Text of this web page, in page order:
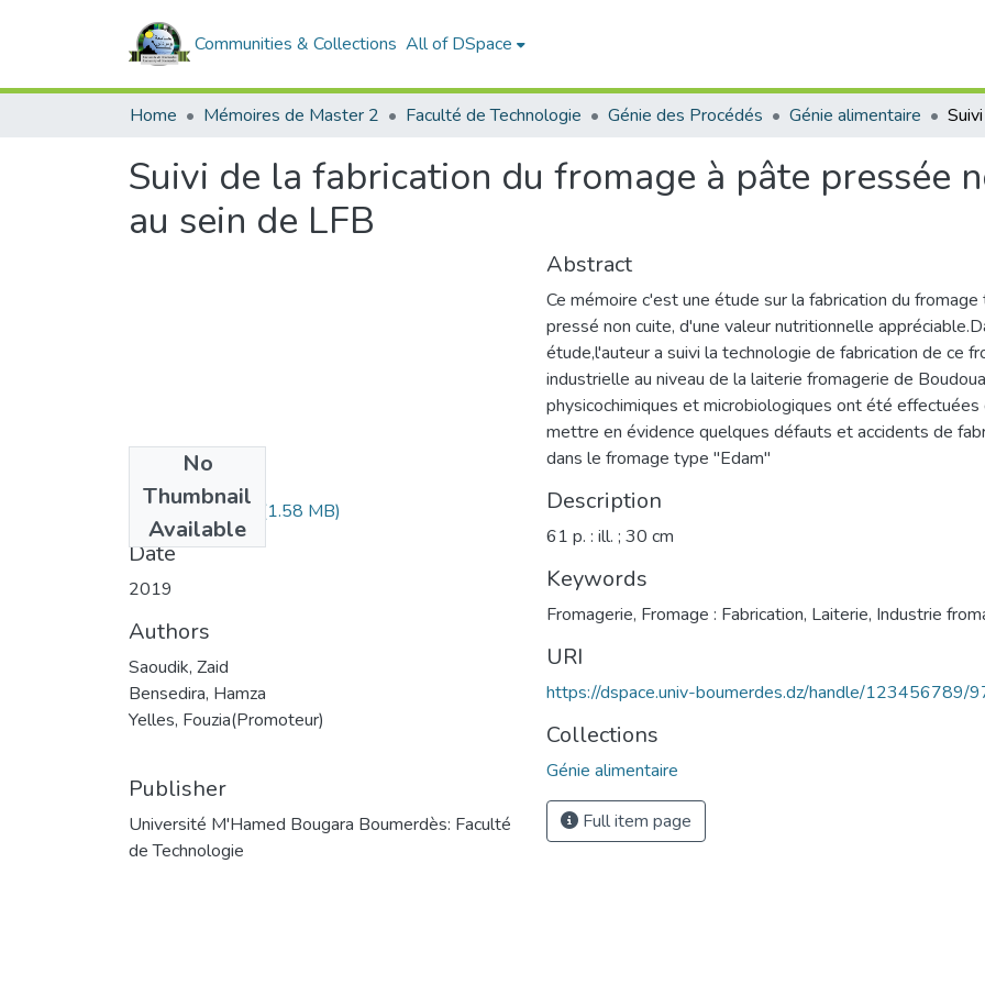
Communities & Collections All of DSpace
Home Mémoires de Master 2 Faculté de Technologie Génie des Procédés Génie alimentaire
Suivi de la fabrication du fromage à pâte pressée
au sein de LFB
No
Thumbnail
Available
Saoudik, Zaid.pdf (1.58 MB)
Date
2019
Authors
Saoudik, Zaid
Bensedira, Hamza
Yelles, Fouzia(Promoteur)
Publisher
Université M'Hamed Bougara Boumerdès: Faculté
de Technologie
Abstract
Ce mémoire c'est une étude sur la fabrication du
pressé non cuite, d'une valeur nutritionnelle
étude,l'auteur a suivi la technologie de fabrication de ce
industrielle au niveau de la laiterie fromagerie de
physicochimiques et microbiologiques ont été effectuées
mettre en évidence quelques défauts et accidents de
dans le fromage type "Edam"
Description
61 p. : ill. ; 30 cm
Keywords
Fromagerie, Fromage : Fabrication, Laiterie, Industrie
URI
https://dspace.univ-boumerdes.dz/handle/123456789/
Collections
Génie alimentaire
Full item page